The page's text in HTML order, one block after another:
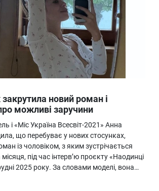
новий роман і
можливі заручини
і «Міс Україна Всесвіт-2021» Анна
що перебуває у нових стосунках,
із чоловіком, з яким зустрічається
під час інтерв’ю проєкту «Наодинці
2025 року. За словами моделі, вона…